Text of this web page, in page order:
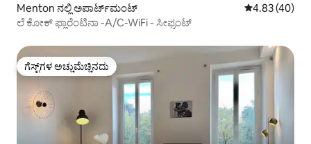
Menton ನಲ್ಲಿ ಅಪಾರ್ಟ್‌ಮಂಟ್ 5 ರಲ್ಲಿ 4.83
4.83 (40)
ಲೆ ಕೋಕ್ ಫ್ಲಾರೆಂಟಿನಾ -A/C-WiFi - ಸೀಫ್ರಂಟ್
ಗೆಸ್ಟ್‌ಗಳ ಅಚ್ಚುಮೆಚ್ಚಿನದು
ಗೆಸ್ಟ್‌ಗಳ ಅಚ್ಚುಮೆಚ್ಚಿನದು